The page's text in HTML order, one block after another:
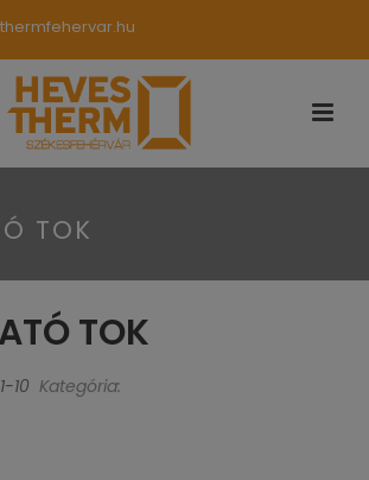
TOK
TOK
10 Kategória: